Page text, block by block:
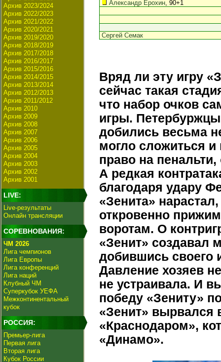
Архив 2023/2024
Архив 2022/2023
Архив 2021/2022
Архив 2020/2021
Архив 2019/2020
Архив 2018/2019
Архив 2017/2018
Архив 2016/2017
Архив 2015/2016
Архив 2014/2015
Архив 2013/2014
Архив 2012/2013
Архив 2011/2012
Архив 2010
Архив 2009
Архив 2008
Архив 2007
Архив 2006
Архив 2005
Архив 2004
Архив 2003
Архив 2002
Архив 2001
LIVE:
Live-результаты
Онлайн трансляции
СОРЕВНОВАНИЯ:
ЧМ 2026
Лига чемпионов
Лига Европы
Лига конференций
Лига наций
Клубный ЧМ
Суперкубок УЕФА
Межконтинентальный
кубок
РОССИЯ:
Премьер-лига
Первая лига
Вторая лига
Кубок России
Александр Ерохин, 90+1
Сергей Семак
Вряд ли эту игру
сейчас такая
что набор очков
игры.
добились весьма
могло сложиться
право на
А редкая
благодаря удару
«Зенита»
откровенно
воротам. О
«Зенит» создавал
добившись своего
Давление хозяев
не устраивала. И
победу «Зениту»
«Зенит»
«Краснодаром»,
«Динамо».